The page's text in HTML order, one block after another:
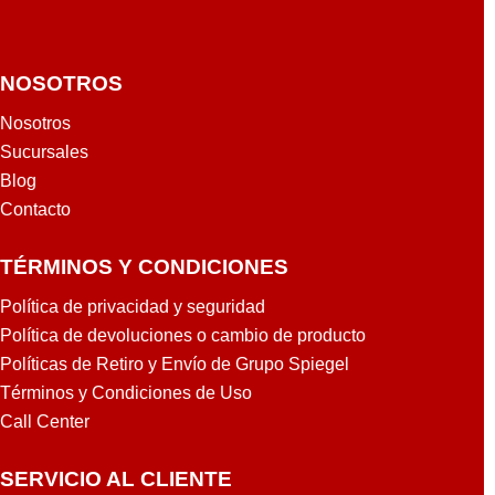
NOSOTROS
Nosotros
Sucursales
Blog
Contacto
TÉRMINOS Y CONDICIONES
Política de privacidad y seguridad
Política de devoluciones o cambio de producto
Políticas de Retiro y Envío de Grupo Spiegel
Términos y Condiciones de Uso
Call Center
SERVICIO AL CLIENTE